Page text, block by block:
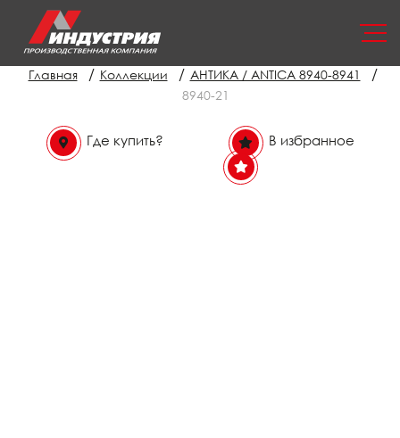
Главная / Коллекции / АНТИКА / ANTICA 8940-8941 /
8940-21
Где купить? В избранное